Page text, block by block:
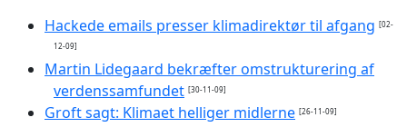
Hackede emails presser klimadirektør til afgang [02-
12-09]
Martin Lidegaard bekræfter omstrukturering af
verdenssamfundet [30-11-09]
Groft sagt: Klimaet helliger midlerne [26-11-09]